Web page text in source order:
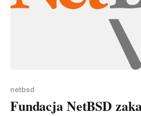
netbsd
Fundacja NetBSD